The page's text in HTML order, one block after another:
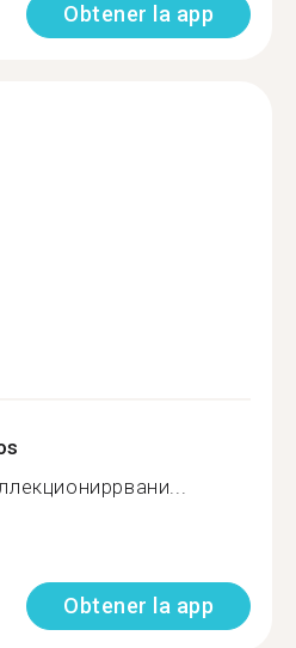
Obtener la app
Obtener la app